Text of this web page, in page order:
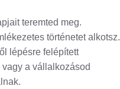
teremted meg.
történetet alkotsz.
lépésre felépített
a vállalkozásod